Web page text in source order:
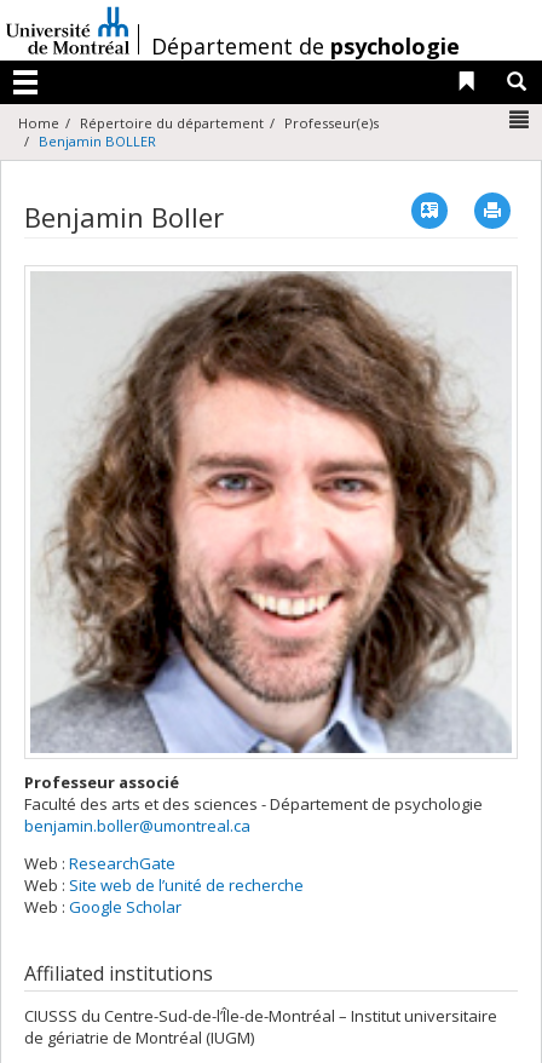
au
contenu
/Département de psychologie
Menu
Liens
Home Répertoire du département
Professeur(e)s
Benjamin BOLLER
Benjamin Boller Vcard
Professeur associé
Faculté des arts et des sciences - Département de psychologie
benjamin.boller@umontreal.ca
Web : ResearchGate
Web : Site web de l’unité de recherche
Web : Google Scholar
Affiliated institutions
CIUSSS du Centre-Sud-de-l’Île-de-Montréal – Institut universitaire
de gériatrie de Montréal (IUGM)